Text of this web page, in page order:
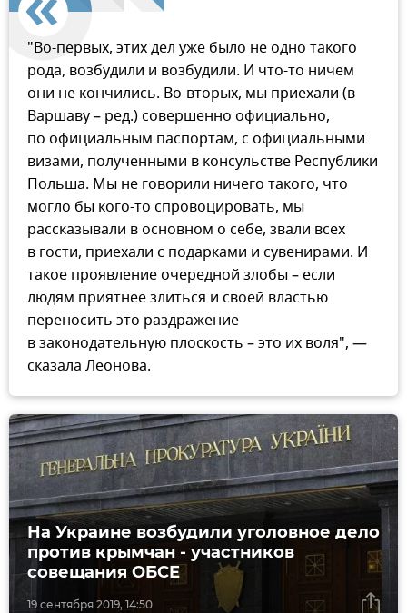
"Во-первых, этих дел уже было не одно такого
рода, возбудили и возбудили. И что-то ничем
они не кончились. Во-вторых, мы приехали (в
Варшаву – ред.) совершенно официально,
по официальным паспортам, с официальными
визами, полученными в консульстве Республики
Польша. Мы не говорили ничего такого, что
могло бы кого-то спровоцировать, мы
рассказывали в основном о себе, звали всех
в гости, приехали с подарками и сувенирами. И
такое проявление очередной злобы – если
людям приятнее злиться и своей властью
переносить это раздражение
в законодательную плоскость – это их воля", —
сказала Леонова.
19 сентября 2019, 14:50
На Украине возбудили уголовное дело
против крымчан - участников
совещания ОБСЕ